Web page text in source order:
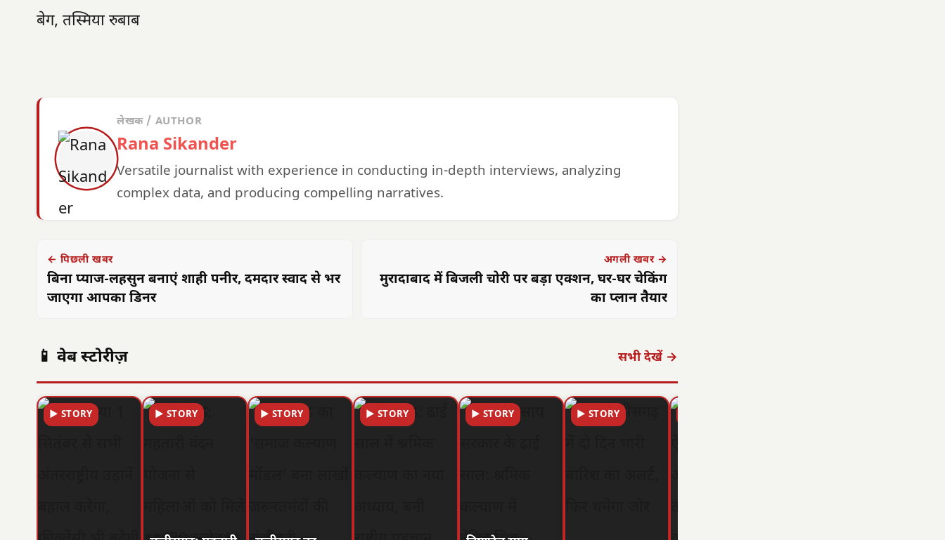
बेग, तस्मिया रुबाब
लेखक / AUTHOR
Rana Sikander
Versatile journalist with experience in conducting in-depth interviews, analyzing
complex data, and producing compelling narratives.
← पिछली खबर
बिना प्याज-लहसुन बनाएं शाही पनीर, दमदार स्वाद से भर
जाएगा आपका डिनर
अगली खबर →
मुरादाबाद में बिजली चोरी पर बड़ा एक्शन, घर-घर चेकिंग
का प्लान तैयार
📱 वेब स्टोरीज़ सभी देखें →
▶ STORY ▶ STORY ▶ STORY ▶ STORY ▶ STORY ▶ STORY